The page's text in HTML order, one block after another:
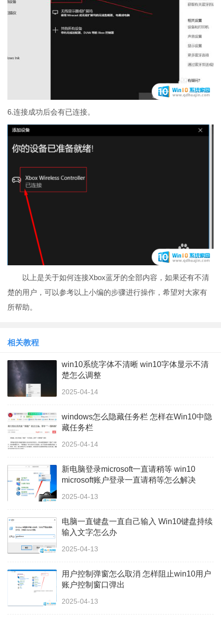
6.连接成功后会有已连接。
以上是关于如何连接Xbox蓝牙的全部内容，如果还有不清
楚的用户，可以参考以上小编的步骤进行操作，希望对大家有
所帮助。
相关教程
win10系统字体不清晰 win10字体显示不清
楚怎么调整
2025-04-14
windows怎么隐藏任务栏 怎样在Win10中隐
藏任务栏
2025-04-14
新电脑登录microsoft一直请稍等 win10
microsoft账户登录一直请稍等怎么解决
2025-04-13
电脑一直键盘一直自己输入 Win10键盘持续
输入文字怎么办
2025-04-13
用户控制弹窗怎么取消 怎样阻止win10用户
账户控制窗口弹出
2025-04-13